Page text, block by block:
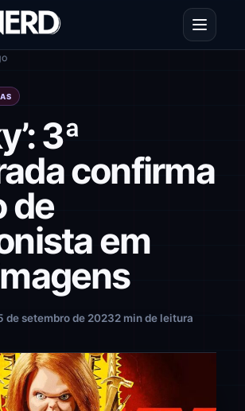
Abrir
3ª
confirma
de
em
de setembro de 20232 min de leitura